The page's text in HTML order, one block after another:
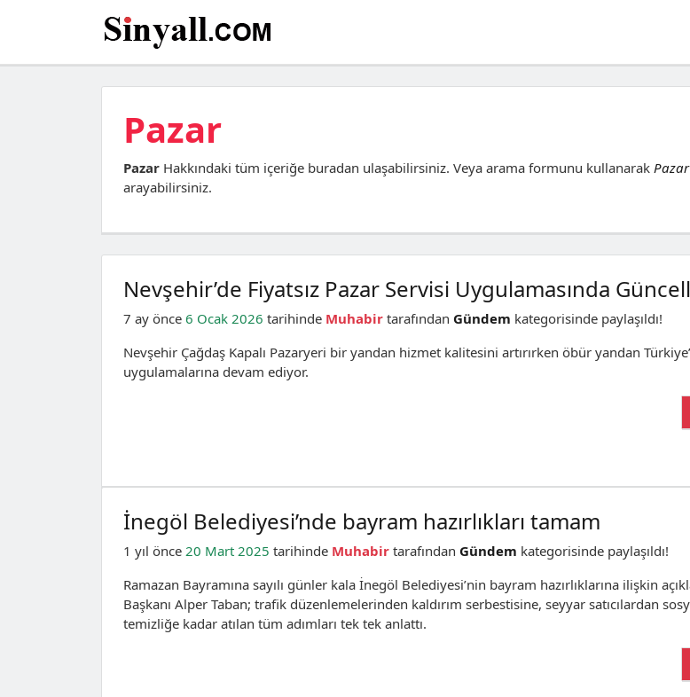
Pazar
Pazar Hakkındaki tüm içeriğe buradan ulaşabilirsiniz. Veya arama formunu kullanarak Pazar
arayabilirsiniz.
Nevşehir’de Fiyatsız Pazar Servisi Uygulamasında
7 ay önce 6 Ocak 2026 tarihinde Muhabir tarafından Gündem kategorisinde paylaşıldı!
Nevşehir Çağdaş Kapalı Pazaryeri bir yandan hizmet kalitesini artırırken öbür yandan
uygulamalarına devam ediyor.
İnegöl Belediyesi’nde bayram hazırlıkları tamam
1 yıl önce 20 Mart 2025 tarihinde Muhabir tarafından Gündem kategorisinde paylaşıldı!
Ramazan Bayramına sayılı günler kala İnegöl Belediyesi’nin bayram hazırlıklarına ilişkin
Başkanı Alper Taban; trafik düzenlemelerinden kaldırım serbestisine, seyyar satıcılardan
temizliğe kadar atılan tüm adımları tek tek anlattı.